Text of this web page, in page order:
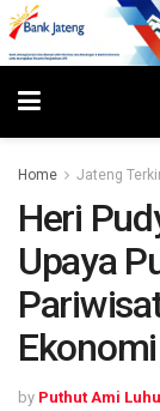
Home Jateng
Heri
Upaya
by Puthut Ami